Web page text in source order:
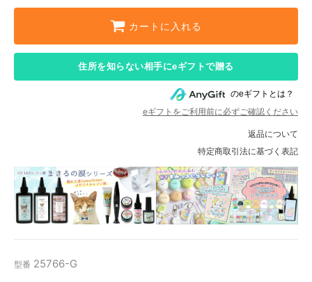
カートに入れる
住所を知らない相手にeギフトで贈る
のeギフトとは？
eギフトをご利用前に必ずご確認ください
返品について
特定商取引法に基づく表記
型番 25766-G